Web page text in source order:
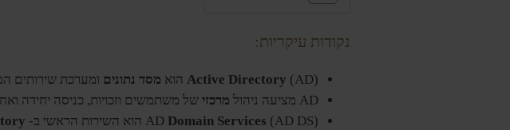
נקודות עיקריות:
Active Directory (AD) הוא מסד נתונים ומערכת שירותים
AD מציעה ניהול
מרכזי של משתמשים וזכויות, כניסה יחידה
AD Domain Services (AD DS) הוא השירות הראשי ב-